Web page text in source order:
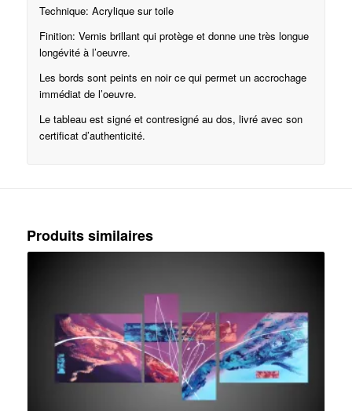
Technique: Acrylique sur toile
Finition: Vernis brillant qui protège et donne une très longue
longévité à l’oeuvre.
Les bords sont peints en noir ce qui permet un accrochage
immédiat de l’oeuvre.
Le tableau est signé et contresigné au dos, livré avec son
certificat d’authenticité.
Produits similaires